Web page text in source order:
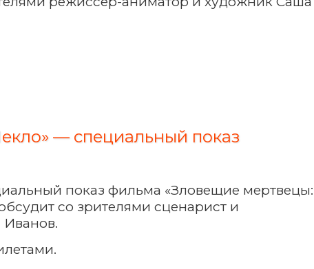
— специальный показ
показ фильма «Зловещие мертвецы:
со зрителями сценарист и